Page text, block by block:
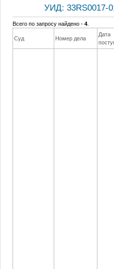
УИД: 33RS0017-
Всего по запросу найдено -4
Суд Номер дела
Дата